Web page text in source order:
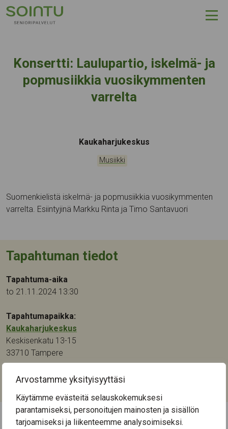
Arvostamme yksityisyyttäsi
Käytämme evästeitä selauskokemuksesi
parantamiseksi, personoitujen mainosten ja sisällön
tarjoamiseksi ja liikenteemme analysoimiseksi.
Hyppää sisältöön
Konsertti: Laulupartio, iskelmä- ja
popmusiikkia vuosikymmenten
varrelta
Tapahtumapaikka:
Kaukaharjukeskus
Kategoriat:
Musiikki
Suomenkielistä iskelmä- ja popmusiikkia vuosikymmenten
varrelta. Esiintyjinä Markku Rinta ja Timo Santavuori
Tapahtuman tiedot
Tapahtuma-aika
to 21.11.2024 13:30
Tapahtumapaikka:
Kaukaharjukeskus
Keskisenkatu 13-15
33710 Tampere
Kategoriat: